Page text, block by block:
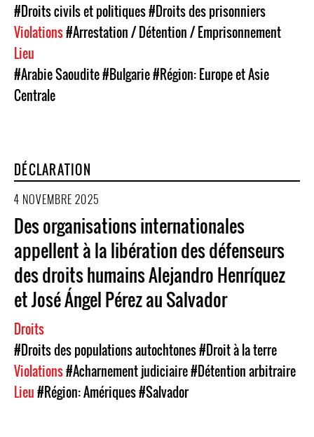
#Droits civils et politiques#Droits des prisonniers
Violations#Arrestation / Détention / Emprisonnement
Lieu
#Arabie Saoudite#Bulgarie#Région: Europe et Asie
Centrale
DÉCLARATION
4 NOVEMBRE 2025
Des organisations internationales
appellent à la libération des défenseurs
des droits humains Alejandro Henríquez
et José Ángel Pérez au Salvador
Droits
#Droits des populations autochtones#Droit à la terre
Violations#Acharnement judiciaire#Détention arbitraire
Lieu#Région: Amériques#Salvador